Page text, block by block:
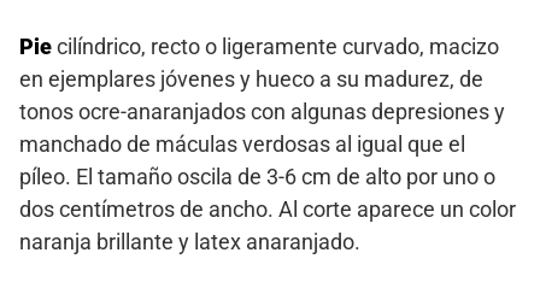
Piecilíndrico, recto o ligeramente curvado, macizo
en ejemplares jóvenes y hueco a su madurez, de
tonos ocre-anaranjados con algunas depresiones y
manchado de máculas verdosas al igual que el
píleo. El tamaño oscila de 3-6 cm de alto por uno o
dos centímetros de ancho. Al corte aparece un color
naranja brillante y latex anaranjado.